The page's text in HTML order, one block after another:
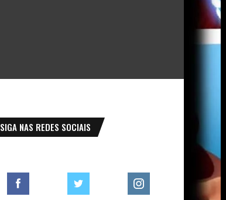
SIGA NAS REDES SOCIAIS